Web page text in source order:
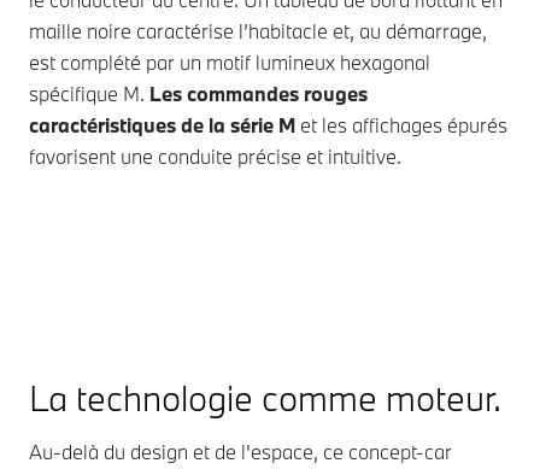
maille noire caractérise l’habitacle et, au démarrage,
est complété par un motif lumineux hexagonal
spécifique M. Les commandes rouges
caractéristiques de la série M et les affichages épurés
favorisent une conduite précise et intuitive.
La technologie comme moteur.
Au-delà du design et de l'espace, ce concept-car